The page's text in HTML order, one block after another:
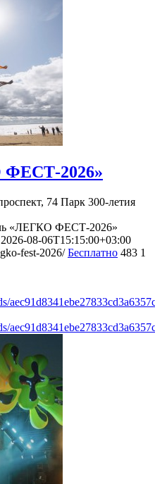
ФЕСТ-2026»
74 Парк 300-летия
«ЛЕГКО ФЕСТ-2026»
2026-08-06T15:15:00+03:00
fest-2026/ Бесплатно 483 1